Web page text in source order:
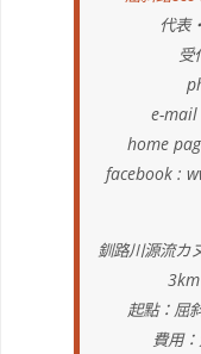
代表
受
e-mail
home
facebook :
釧路川源流カ
起點：屈
費用